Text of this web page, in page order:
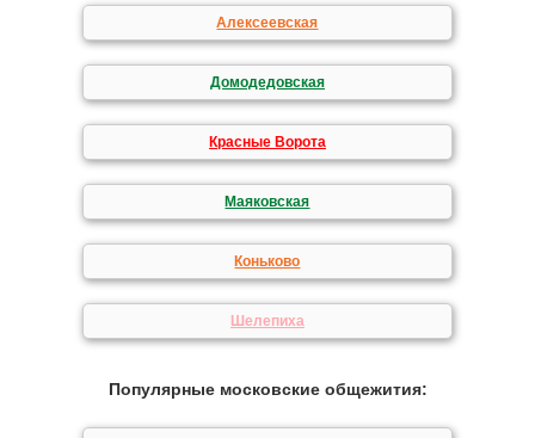
Алексеевская
Домодедовская
Красные Ворота
Маяковская
Коньково
Шелепиха
Популярные московские общежития: